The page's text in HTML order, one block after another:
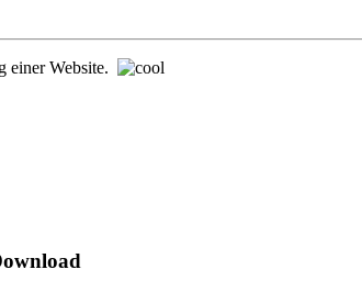
einer Website.